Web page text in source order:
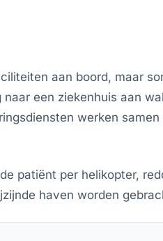
aan boord, maar
een ziekenhuis aan
werken samen
patiënt per helikopter,
haven worden